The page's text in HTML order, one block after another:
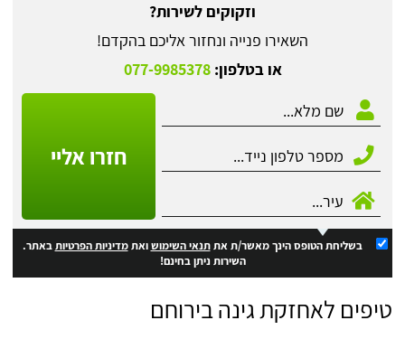
וזקוקים לשירות?
השאירו פנייה ונחזור אליכם בהקדם!
או בטלפון:077-9985378
חזרו אליי
בשליחת הטופס הינך מאשר/ת אתתנאי השימושואתמדיניות הפרטיותבאתר.
השירות ניתן בחינם!
טיפים לאחזקת גינה בירוחם